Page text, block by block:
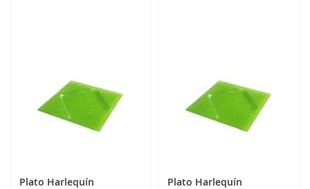
Plato Harlequín
Plato Harlequín